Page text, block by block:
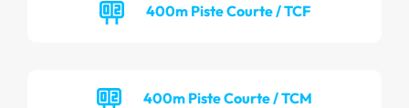
400m Piste Courte / TCF
400m Piste Courte / TCM